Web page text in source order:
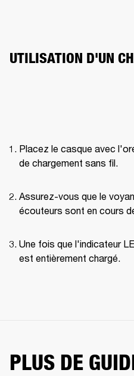
UTILISATION D'UN
Placez le casque avec
de chargement sans fil.
Assurez-vous que le
écouteurs sont en cours
Une fois que l'indicateur
est entièrement chargé.
PLUS DE